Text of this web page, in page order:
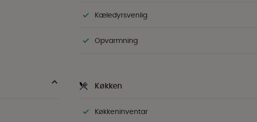
Kæledyrsvenlig
Opvarmning
Køkken
Køkkeninventar